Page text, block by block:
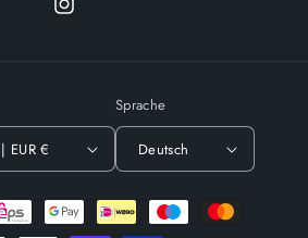
Instagram
Deutschland | EUR €
Sprache
Deutsch